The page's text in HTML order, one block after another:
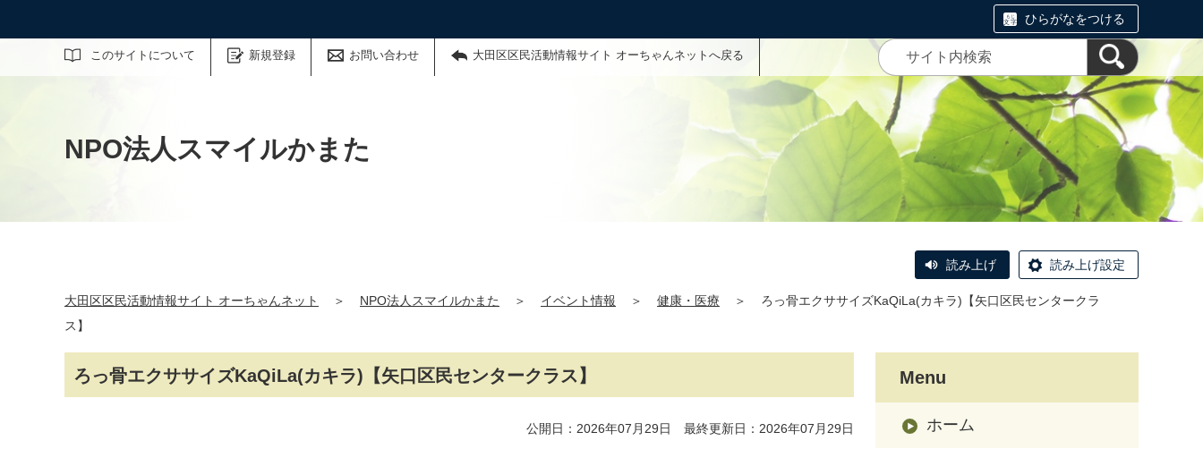
ひらがなをつける
このサイトについて 新規登録 お問い合わせ 大田区区民活動情報サイト オーちゃんネットへ戻る
サイト内検索
NPO法人スマイルかまた
読み上げ 読み上げ設定
大田区区民活動情報サイト オーちゃんネット ＞ NPO法人スマイルかまた ＞ イベント情報 ＞ 健康・医療 ＞
ろっ骨エクササイズKaQiLa(カキラ)【矢口区民センタークラ
ス】
ろっ骨エクササイズKaQiLa(カキラ)【矢口区民センタークラス】
公開日：2026年07月29日 最終更新日：2026年07月29日
Menu
ホーム